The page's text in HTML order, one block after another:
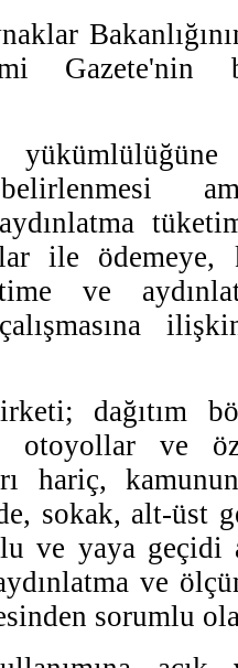
Gazete'nin
ile ödemeye,
ve
dağıtım
otoyollar ve
hariç,
sokak, alt-üst
ve yaya geçidi
ve
sorumlu